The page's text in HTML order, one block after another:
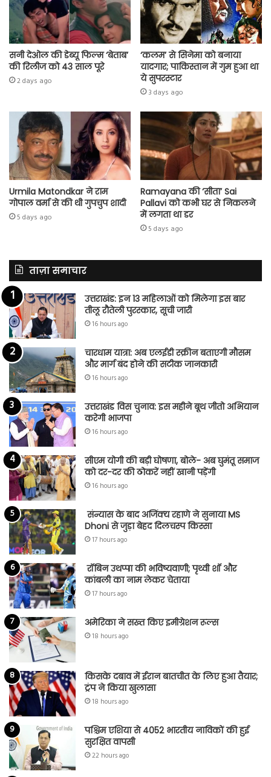
सनी देओल की डेब्यू फिल्म ‘बेताब’
की रिलीज को 43 साल पूरे
2 days ago
‘कलम’ से सिनेमा को बनाया
यादगार; पाकिस्तान में गुम हुआ था
ये सुपरस्टार
3 days ago
Urmila Matondkar ने राम
गोपाल वर्मा से की थी गुपचुप शादी
5 days ago
Ramayana की ‘सीता’ Sai
Pallavi को कभी घर से निकलने
में लगता था डर
5 days ago
ताज़ा समाचार
उत्तराखंड: इन 13 महिलाओं को मिलेगा इस बार
तीलू रौतेली पुरस्कार, सूची जारी
16 hours ago
चारधाम यात्रा: अब एलईडी स्क्रीन बताएगी मौसम
और मार्ग बंद होने की सटीक जानकारी
16 hours ago
उत्तराखंड विस चुनाव: इस महीने बूथ जीतो अभियान
करेगी भाजपा
16 hours ago
सीएम योगी की बड़ी घोषणा, बोले- अब घुमंतू समाज
को दर-दर की ठोकरें नहीं खानी पड़ेंगी
16 hours ago
संन्यास के बाद अजिंक्‍य रहाणे ने सुनाया MS
Dhoni से जुड़ा बेहद दिलचस्प किस्सा
17 hours ago
रॉबिन उथप्पा की भविष्यवाणी; पृथ्वी शॉ और
कांबली का नाम लेकर चेताया
17 hours ago
अमेरिका ने सख्त किए इमीग्रेशन रूल्स
18 hours ago
किसके दबाव में ईरान बातचीत के लिए हुआ तैयार;
ट्रंप ने किया खुलासा
18 hours ago
पश्चिम एशिया से 4052 भारतीय नाविकों की हुई
सुरक्षित वापसी
22 hours ago